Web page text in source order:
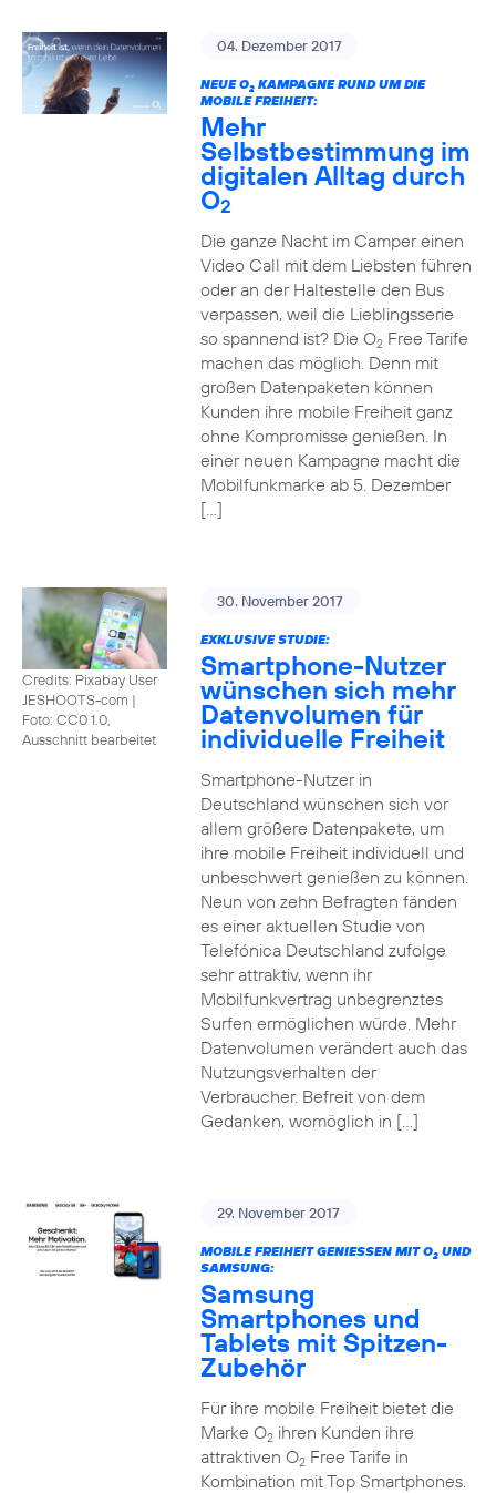
04. Dezember 2017
NEUE O2KAMPAGNE RUND UM DIE
MOBILE FREIHEIT:
Mehr
Selbstbestimmung im
digitalen Alltag durch
O2
Die ganze Nacht im Camper einen
Video Call mit dem Liebsten führen
oder an der Haltestelle den Bus
verpassen, weil die Lieblingsserie
so spannend ist? Die O2Free Tarife
machen das möglich. Denn mit
großen Datenpaketen können
Kunden ihre mobile Freiheit ganz
ohne Kompromisse genießen. In
einer neuen Kampagne macht die
Mobilfunkmarke ab 5. Dezember
[…]
Credits: Pixabay User
JESHOOTS-com |
Foto: CC0 1.0,
Ausschnitt bearbeitet
30. November 2017
EXKLUSIVE STUDIE:
Smartphone-Nutzer
wünschen sich mehr
Datenvolumen für
individuelle Freiheit
Smartphone-Nutzer in
Deutschland wünschen sich vor
allem größere Datenpakete, um
ihre mobile Freiheit individuell und
unbeschwert genießen zu können.
Neun von zehn Befragten fänden
es einer aktuellen Studie von
Telefónica Deutschland zufolge
sehr attraktiv, wenn ihr
Mobilfunkvertrag unbegrenztes
Surfen ermöglichen würde. Mehr
Datenvolumen verändert auch das
Nutzungsverhalten der
Verbraucher. Befreit von dem
Gedanken, womöglich in […]
29. November 2017
MOBILE FREIHEIT GENIESSEN MIT O 2UND
SAMSUNG:
Samsung
Smartphones und
Tablets mit Spitzen-
Zubehör
Für ihre mobile Freiheit bietet die
Marke O2ihren Kunden ihre
attraktiven O2Free Tarife in
Kombination mit Top Smartphones.